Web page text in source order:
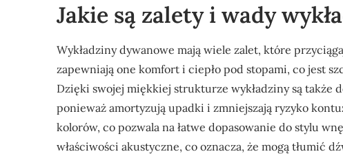
Jakie są zalety i wady
Wykładziny dywanowe mają wiele zalet, które
zapewniają one komfort i ciepło pod stopami, co jest
Dzięki swojej miękkiej strukturze wykładziny są także
ponieważ amortyzują upadki i zmniejszają ryzyko
kolorów, co pozwala na łatwe dopasowanie do stylu
właściwości akustyczne, co oznacza, że mogą tłumić